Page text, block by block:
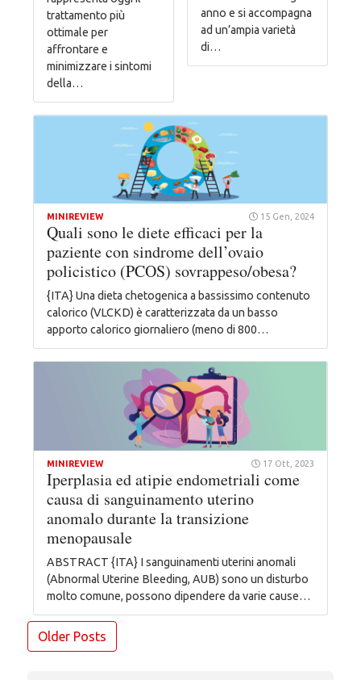
trattamento più
ottimale per
affrontare e
minimizzare i sintomi
della…
anno e si accompagna
ad un’ampia varietà
di…
MINIREVIEW 15 Gen, 2024
Quali sono le diete efficaci per la
paziente con sindrome dell’ovaio
policistico (PCOS) sovrappeso/obesa?
{ITA} Una dieta chetogenica a bassissimo contenuto
calorico (VLCKD) è caratterizzata da un basso
apporto calorico giornaliero (meno di 800…
MINIREVIEW 17 Ott, 2023
Iperplasia ed atipie endometriali come
causa di sanguinamento uterino
anomalo durante la transizione
menopausale
ABSTRACT {ITA} I sanguinamenti uterini anomali
(Abnormal Uterine Bleeding, AUB) sono un disturbo
molto comune, possono dipendere da varie cause…
Navigazione
articoli
Older Posts